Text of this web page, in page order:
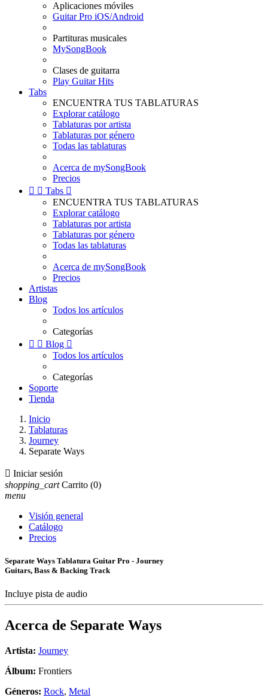
Aplicaciones móviles
Guitar Pro iOS/Android
Partituras musicales
MySongBook
Clases de guitarra
Play Guitar Hits
Tabs
ENCUENTRA TUS TABLATURAS
Explorar catálogo
Tablaturas por artista
Tablaturas por género
Todas las tablaturas
Acerca de mySongBook
Precios
  Tabs 
ENCUENTRA TUS TABLATURAS
Explorar catálogo
Tablaturas por artista
Tablaturas por género
Todas las tablaturas
Acerca de mySongBook
Precios
Artistas
Blog
Todos los artículos
Categorías
  Blog 
Todos los artículos
Categorías
Soporte
Tienda
Inicio
Tablaturas
Journey
Separate Ways
 Iniciar sesión
shopping_cart Carrito (0)
menu
Visión general
Catálogo
Precios
Separate Ways Tablatura Guitar Pro - Journey
Guitars, Bass & Backing Track
Incluye pista de audio
Acerca de Separate Ways
Artista: Journey
Álbum: Frontiers
Géneros: Rock, Metal